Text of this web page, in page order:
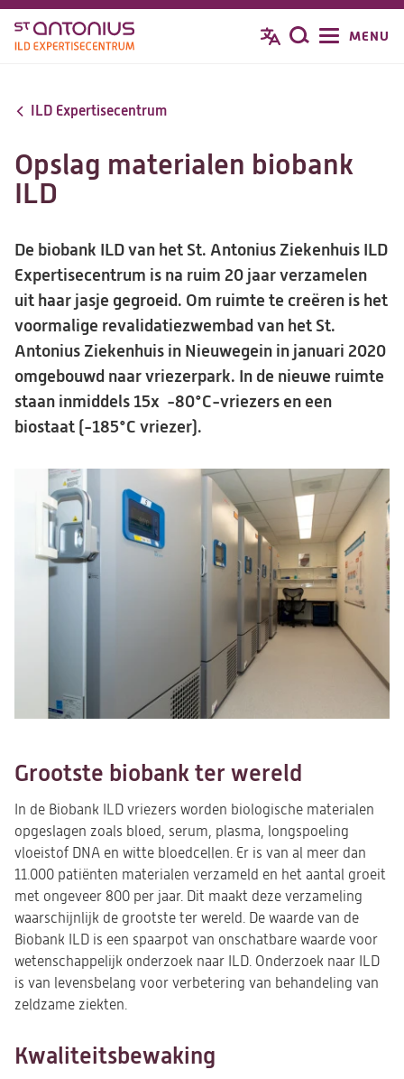
Overslaan
en
inhoud
Zoeken
MENU
ILD Expertisecentrum
Opslag materialen biobank
ILD
De biobank ILD van het St. Antonius Ziekenhuis ILD
Expertisecentrum is na ruim 20 jaar verzamelen
uit haar jasje gegroeid. Om ruimte te creëren is het
voormalige revalidatiezwembad van het St.
Antonius Ziekenhuis in Nieuwegein in januari 2020
omgebouwd naar vriezerpark. In de nieuwe ruimte
staan inmiddels 15x -80°C-vriezers en een
biostaat (-185°C vriezer).
Grootste biobank ter wereld
In de Biobank ILD vriezers worden biologische materialen
opgeslagen zoals bloed, serum, plasma, longspoeling
vloeistof DNA en witte bloedcellen. Er is van al meer dan
11.000 patiënten materialen verzameld en het aantal groeit
met ongeveer 800 per jaar. Dit maakt deze verzameling
waarschijnlijk de grootste ter wereld. De waarde van de
Biobank ILD is een spaarpot van onschatbare waarde voor
wetenschappelijk onderzoek naar ILD. Onderzoek naar ILD
is van levensbelang voor verbetering van behandeling van
zeldzame ziekten.
Kwaliteitsbewaking